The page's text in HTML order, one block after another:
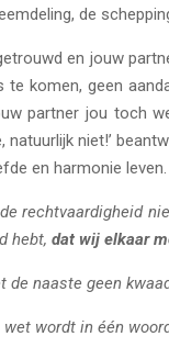
de
en jouw
te komen, geen
partner jou toch
natuurlijk niet!’
en harmonie
rechtvaardigheid
hebt, dat wij elkaar
de naaste geen
wet wordt in één